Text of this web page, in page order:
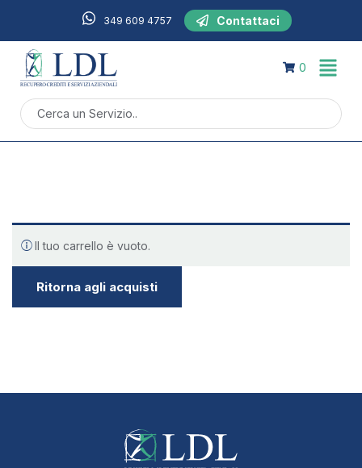
349 609 4757 Contattaci
0
Il tuo carrello è vuoto.
Ritorna agli acquisti